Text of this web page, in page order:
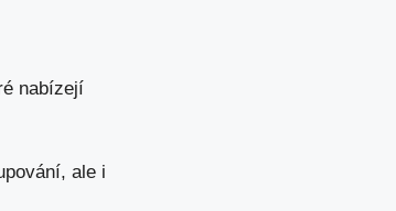
⁤nabízejí
ale i